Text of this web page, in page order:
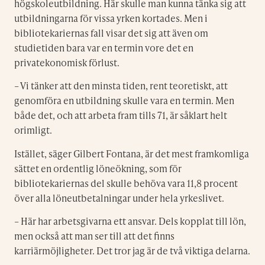
högskoleutbildning. Här skulle man kunna tänka sig att
utbildningarna för vissa yrken kortades. Men i
bibliotekariernas fall visar det sig att även om
studietiden bara var en termin vore det en
privatekonomisk förlust.
– Vi tänker att den minsta tiden, rent teoretiskt, att
genomföra en utbildning skulle vara en termin. Men
både det, och att arbeta fram tills 71, är såklart helt
orimligt.
Istället, säger Gilbert Fontana, är det mest framkomliga
sättet en ordentlig löneökning, som för
bibliotekariernas del skulle behöva vara 11,8 procent
över alla löneutbetalningar under hela yrkeslivet.
– Här har arbetsgivarna ett ansvar. Dels kopplat till lön,
men också att man ser till att det finns
karriärmöjligheter. Det tror jag är de två viktiga delarna.